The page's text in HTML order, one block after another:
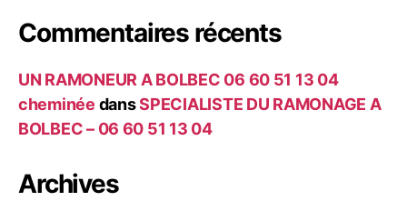
Commentaires récents
UN RAMONEUR A BOLBEC 06 60 51 13 04
cheminée dansSPECIALISTE DU RAMONAGE A
BOLBEC – 06 60 51 13 04
Archives